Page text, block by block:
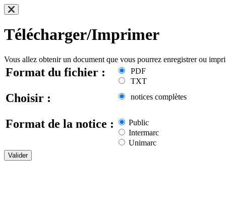
Télécharger/Imprimer
Vous allez obtenir un document que vous pourrez enregistrer ou
Format du fichier :
PDF
TXT
Choisir : notices complètes
Format de la notice :
Public
Intermarc
Unimarc